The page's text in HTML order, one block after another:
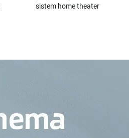
sistem home theater